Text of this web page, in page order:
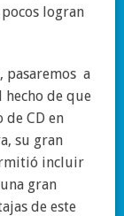
logran
pasaremos a
de que
CD en
su gran
incluir
gran
de este